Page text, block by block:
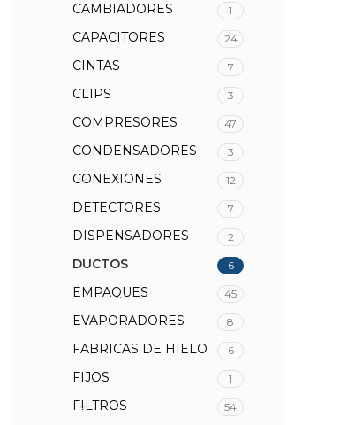
CAMBIADORES 1
CAPACITORES 24
CINTAS 7
CLIPS 3
COMPRESORES 47
CONDENSADORES 3
CONEXIONES 12
DETECTORES 7
DISPENSADORES 2
DUCTOS 6
EMPAQUES 45
EVAPORADORES 8
FABRICAS DE HIELO 6
FIJOS 1
FILTROS 54